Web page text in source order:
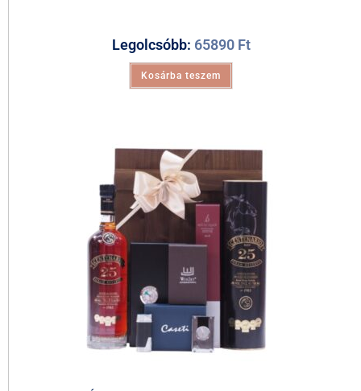
Legolcsóbb: 65890 Ft
Kosárba teszem